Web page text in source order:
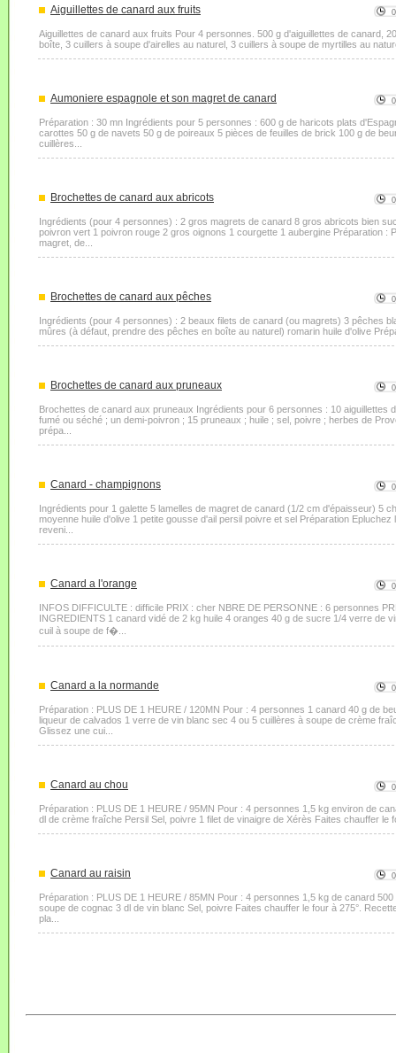
Aiguillettes de canard aux fruits
Aiguillettes de canard aux fruits Pour 4 personnes. 500 g d'aiguillettes de canard,
boîte, 3 cuillers à soupe d'airelles au naturel, 3 cuillers à soupe de myrtilles au
Aumoniere espagnole et son magret de canard
Préparation : 30 mn Ingrédients pour 5 personnes : 600 g de haricots plats
carottes 50 g de navets 50 g de poireaux 5 pièces de feuilles de brick 100 g de
cuillères...
Brochettes de canard aux abricots
Ingrédients (pour 4 personnes) : 2 gros magrets de canard 8 gros abricots bien
poivron vert 1 poivron rouge 2 gros oignons 1 courgette 1 aubergine Préparation :
magret, de...
Brochettes de canard aux pêches
Ingrédients (pour 4 personnes) : 2 beaux filets de canard (ou magrets) 3 pêches
mûres (à défaut, prendre des pêches en boîte au naturel) romarin huile d'olive
Brochettes de canard aux pruneaux
Brochettes de canard aux pruneaux Ingrédients pour 6 personnes : 10 aiguillettes
fumé ou séché ; un demi-poivron ; 15 pruneaux ; huile ; sel, poivre ; herbes de
prépa...
Canard - champignons
Ingrédients pour 1 galette 5 lamelles de magret de canard (1/2 cm d'épaisseur) 5
moyenne huile d'olive 1 petite gousse d'ail persil poivre et sel Préparation
reveni...
Canard a l'orange
INFOS DIFFICULTE : difficile PRIX : cher NBRE DE PERSONNE : 6 personnes
INGREDIENTS 1 canard vidé de 2 kg huile 4 oranges 40 g de sucre 1/4 verre de
cuil à soupe de f�...
Canard a la normande
Préparation : PLUS DE 1 HEURE / 120MN Pour : 4 personnes 1 canard 40 g de
liqueur de calvados 1 verre de vin blanc sec 4 ou 5 cuillères à soupe de crème
Glissez une cui...
Canard au chou
Préparation : PLUS DE 1 HEURE / 95MN Pour : 4 personnes 1,5 kg environ de
dl de crème fraîche Persil Sel, poivre 1 filet de vinaigre de Xérès Faites chauffer le
Canard au raisin
Préparation : PLUS DE 1 HEURE / 85MN Pour : 4 personnes 1,5 kg de canard
soupe de cognac 3 dl de vin blanc Sel, poivre Faites chauffer le four à 275°.
pla...